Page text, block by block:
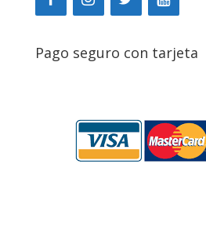
Pago seguro con tarjeta